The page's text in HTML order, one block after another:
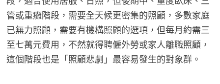
管或重癱階段，需要全天候更密集的照顧，多數家庭
已無力照顧，需要有機構照顧的選項，但每月約需三
至七萬元費用，不然就得聘僱外勞或家人離職照顧，
這個階段也是「照顧悲劇」最容易發生的對象群。